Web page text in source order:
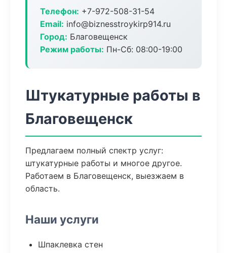
Телефон: +7-972-508-31-54
Email: info@biznesstroykirp914.ru
Город: Благовещенск
Режим работы: Пн-Сб: 08:00-19:00
Штукатурные работы в
Благовещенск
Предлагаем полный спектр услуг:
штукатурные работы и многое другое.
Работаем в Благовещенск, выезжаем в
область.
Наши услуги
Шпаклевка стен